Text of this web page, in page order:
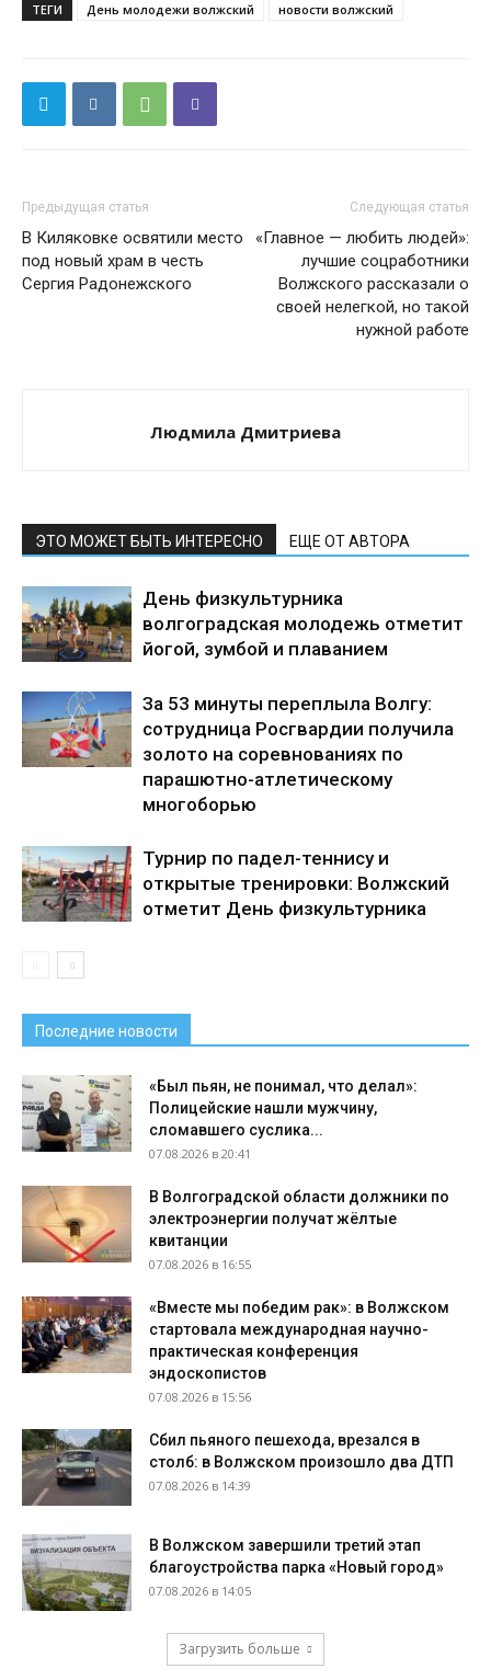
ТЕГИ День молодежи волжский новости волжский
Предыдущая статья
В Киляковке освятили место
под новый храм в честь
Сергия Радонежского
Следующая статья
«Главное — любить людей»:
лучшие соцработники
Волжского рассказали о
своей нелегкой, но такой
нужной работе
Людмила Дмитриева
ЭТО МОЖЕТ БЫТЬ ИНТЕРЕСНО ЕЩЕ ОТ АВТОРА
День физкультурника
волгоградская молодежь отметит
йогой, зумбой и плаванием
За 53 минуты переплыла Волгу:
сотрудница Росгвардии получила
золото на соревнованиях по
парашютно-атлетическому
многоборью
Турнир по падел-теннису и
открытые тренировки: Волжский
отметит День физкультурника
Последние новости
«Был пьян, не понимал, что делал»:
Полицейские нашли мужчину,
сломавшего суслика...
07.08.2026 в 20:41
В Волгоградской области должники по
электроэнергии получат жёлтые
квитанции
07.08.2026 в 16:55
«Вместе мы победим рак»: в Волжском
стартовала международная научно-
практическая конференция
эндоскопистов
07.08.2026 в 15:56
Сбил пьяного пешехода, врезался в
столб: в Волжском произошло два ДТП
07.08.2026 в 14:39
В Волжском завершили третий этап
благоустройства парка «Новый город»
07.08.2026 в 14:05
Загрузить больше